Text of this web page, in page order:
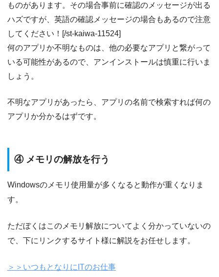
ものがあります。その場合事前に確認のメッセージが出る
ハズですが、英語の確認メッセージの場合もあるので注意
してください！[/st-kaiwa-11524]
何のアプリか不明なものは、他の必要なアプリと繋がって
いる可能性があるので、アンインストールは慎重に行いま
しょう。
不明なアプリがあったら、アプリの名前で検索すれば何の
アプリか分かるはずです。
④ メモリの解放を行う
Windowsのメモリ使用量が多くなると動作が重くなりま
す。
ただぼくはこのメモリ解放についてよく分かっていないの
で、下にリンクするサイト様に解説をお任せします。
＞＞いつもとなりにITのお仕事